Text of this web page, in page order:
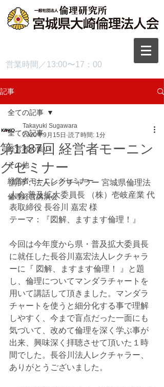
営業時間／13:00〜17：00
記事
全ての記事
経営者の集い
その他
経営者モーニングセミナー
倫理経営講演会
全ての記事
第1187回 経営者モーニン
グセミナー
Takayuki Sugawara
2020年9月15日 読了時間: 1分
講師：法人レクチャラー 宮城県倫理法
人会 普及拡大委員長 （株）壱岐産業 代
表取締役 長谷川 嘉宏 様
テーマ：『図解、ますます倫理！』
今回は今年度から県・普及拡大委員長
に就任した長谷川嘉宏法人レクチャラ
ーに『 図解、ますます倫理！ 』と題
し、倫理についてマンダラチャートを
用いて講話して頂きました。マンダラ
チャートを使うと細分化する事で理解
しやすく、今まで盲点だった一面にも
気づいて、改めて倫理を深く学ぶ事が
出来、興味深く拝聴させて頂いた１時
間でした。長谷川法人レクチャラー、
ありがとうございました。